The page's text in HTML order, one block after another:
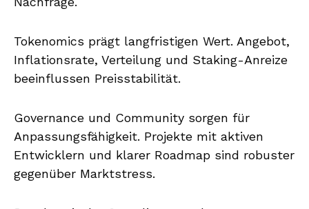
Tokenomics prägt langfristigen Wert. Angebot,
Inflationsrate, Verteilung und Staking-Anreize
beeinflussen Preisstabilität.
Governance und Community sorgen für
Anpassungsfähigkeit. Projekte mit aktiven
Entwicklern und klarer Roadmap sind robuster
gegenüber Marktstress.